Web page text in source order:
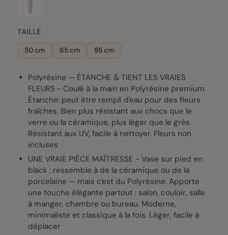
TAILLE
50 cm 65 cm 85 cm
Polyrésine — ÉTANCHE & TIENT LES VRAIES
FLEURS - Coulé à la main en Polyrésine premium.
Étanche: peut être rempli d'eau pour des fleurs
fraîches. Bien plus résistant aux chocs que le
verre ou la céramique, plus léger que le grès.
Résistant aux UV, facile à nettoyer. Fleurs non
incluses
UNE VRAIE PIÈCE MAÎTRESSE - Vase sur pied en
black : ressemble à de la céramique ou de la
porcelaine — mais c'est du Polyrésine. Apporte
une touche élégante partout : salon, couloir, salle
à manger, chambre ou bureau. Moderne,
minimaliste et classique à la fois. Léger, facile à
déplacer